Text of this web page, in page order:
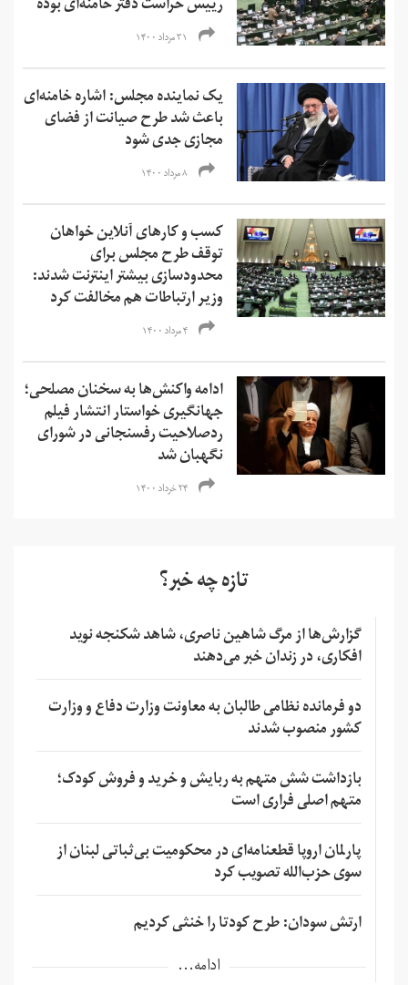
۳۱ مرداد ۱۴۰۰
یک نماینده مجلس: اشاره خامنه‌ای
باعث شد طرح صیانت از فضای
مجازی جدی شود
۸ مرداد ۱۴۰۰
کسب و کارهای آنلاین خواهان
توقف طرح مجلس برای
محدودسازی بیشتر اینترنت شدند:
وزیر ارتباطات هم مخالفت کرد
۴ مرداد ۱۴۰۰
ادامه واکنش‌ها به سخنان مصلحی؛
جهانگیری خواستار انتشار فیلم
ردصلاحیت رفسنجانی در شورای
نگهبان شد
۲۴ خرداد ۱۴۰۰
تازه چه خبر؟
گزارش‌ها از مرگ شاهین ناصری، شاهد شکنجه نوید
افکاری، در زندان خبر می‌دهند
دو فرمانده نظامی طالبان به معاونت وزارت دفاع و وزارت
کشور منصوب شدند
بازداشت شش متهم به ربایش و خرید و فروش کودک؛
متهم اصلی فراری است
پارلمان اروپا قطعنامه‌ای در محکومیت بی‌ثباتی لبنان از
سوی حزب‌الله تصویب کرد
ارتش سودان: طرح کودتا را خنثی کردیم
ادامه...